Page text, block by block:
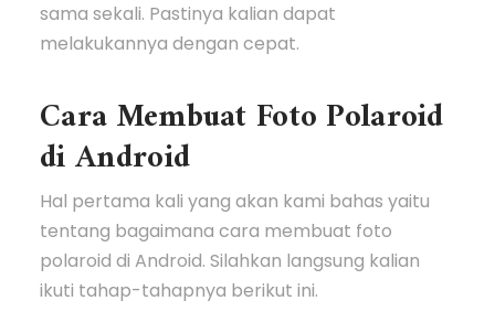
sama sekali. Pastinya kalian dapat
melakukannya dengan cepat.
Cara Membuat Foto Polaroid
di Android
Hal pertama kali yang akan kami bahas yaitu
tentang bagaimana cara membuat foto
polaroid di Android. Silahkan langsung kalian
ikuti tahap-tahapnya berikut ini.